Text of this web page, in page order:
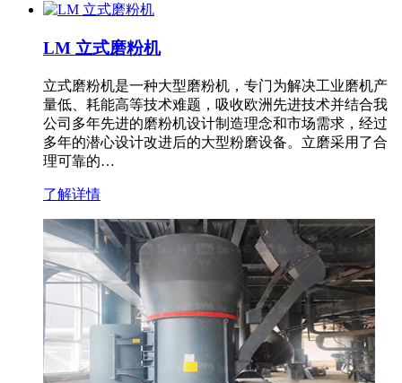
LM 立式磨粉机
立式磨粉机是一种大型磨粉机，专门为解决工业磨机产
量低、耗能高等技术难题，吸收欧洲先进技术并结合我
公司多年先进的磨粉机设计制造理念和市场需求，经过
多年的潜心设计改进后的大型粉磨设备。立磨采用了合
理可靠的…
了解详情